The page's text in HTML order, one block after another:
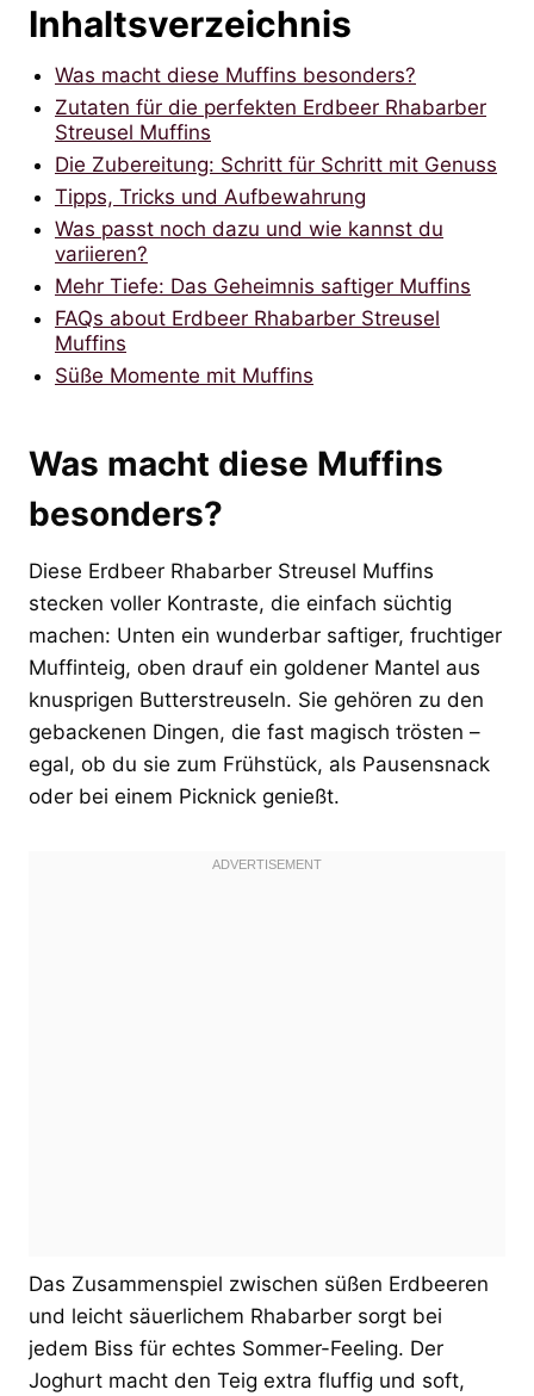
Inhaltsverzeichnis
Was macht diese Muffins besonders?
Zutaten für die perfekten Erdbeer Rhabarber
Streusel Muffins
Die Zubereitung: Schritt für Schritt mit Genuss
Tipps, Tricks und Aufbewahrung
Was passt noch dazu und wie kannst du
variieren?
Mehr Tiefe: Das Geheimnis saftiger Muffins
FAQs about Erdbeer Rhabarber Streusel
Muffins
Süße Momente mit Muffins
Was macht diese Muffins
besonders?
Diese Erdbeer Rhabarber Streusel Muffins
stecken voller Kontraste, die einfach süchtig
machen: Unten ein wunderbar saftiger, fruchtiger
Muffinteig, oben drauf ein goldener Mantel aus
knusprigen Butterstreuseln. Sie gehören zu den
gebackenen Dingen, die fast magisch trösten –
egal, ob du sie zum Frühstück, als Pausensnack
oder bei einem Picknick genießt.
Das Zusammenspiel zwischen süßen Erdbeeren
und leicht säuerlichem Rhabarber sorgt bei
jedem Biss für echtes Sommer-Feeling. Der
Joghurt macht den Teig extra fluffig und soft,